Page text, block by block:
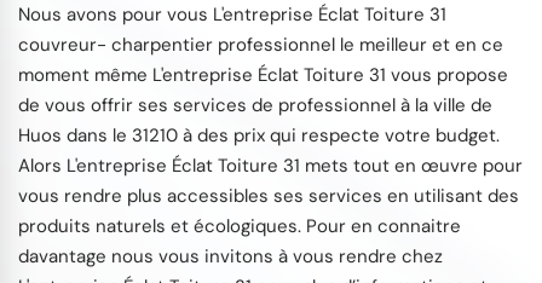
Nous avons pour vous L'entreprise Éclat Toiture 31
couvreur- charpentier professionnel le meilleur et en ce
moment même L'entreprise Éclat Toiture 31 vous propose
de vous offrir ses services de professionnel à la ville de
Huos dans le 31210 à des prix qui respecte votre budget.
Alors L'entreprise Éclat Toiture 31 mets tout en œuvre pour
vous rendre plus accessibles ses services en utilisant des
produits naturels et écologiques. Pour en connaitre
davantage nous vous invitons à vous rendre chez